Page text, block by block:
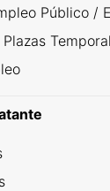
Público /